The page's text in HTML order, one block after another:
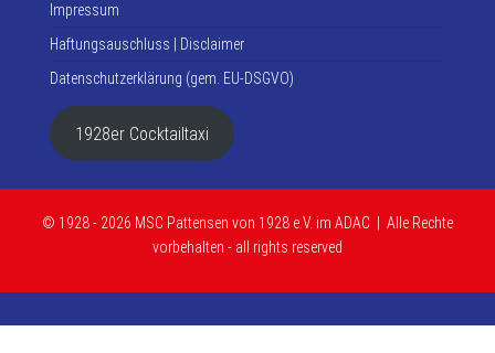
Impressum
Haftungsauschluss | Disclaimer
Datenschutzerklärung (gem. EU-DSGVO)
1928er Cocktailtaxi
© 1928 - 2026 MSC Pattensen von 1928 e.V. im ADAC | Alle Rechte
vorbehalten - all rights reserved